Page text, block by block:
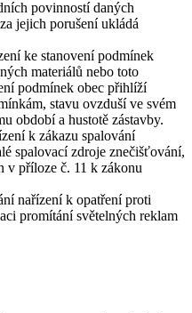
povinností daných
jejich porušení ukládá
ke stanovení podmínek
materiálů nebo toto
podmínek obec přihlíží
stavu ovzduší ve svém
období a hustotě zástavby.
k zákazu spalování
spalovací zdroje znečišťování,
v příloze č. 11 k zákonu
nařízení k opatření proti
promítání světelných reklam